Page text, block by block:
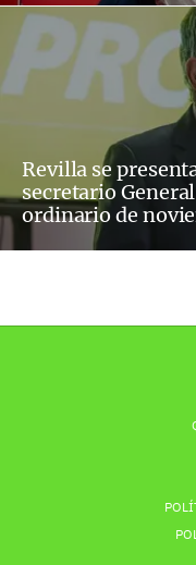
Revilla se
secretario
ordinario de